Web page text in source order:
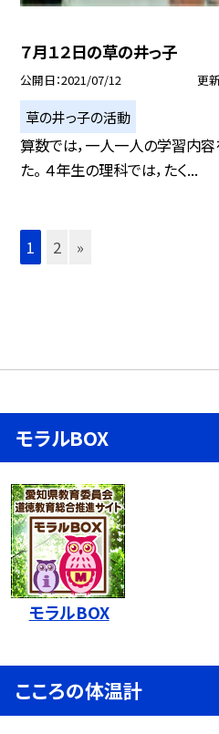
７月１２日の草の井っ子
公開日 2021/07/12 更
草の井っ子の活動
算数では，一人一人の学習内容
た。 ４年生の理科では，たく...
1 2 »
モラルBOX
モラルBOX
こころの体温計